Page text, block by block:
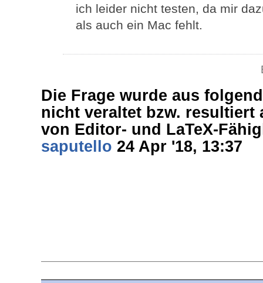
ich leider nicht testen, da mir
als auch ein Mac fehlt.
Die Frage wurde aus
nicht veraltet bzw. resultiert
von Editor- und LaTeX-
saputello 24 Apr '18, 13:37